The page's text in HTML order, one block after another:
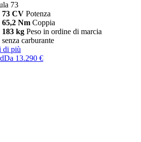
73
73 CV Potenza
65,2 Nm Coppia
183 kg Peso in ordine di marcia
senza carburante
di più
Da 13.290 €